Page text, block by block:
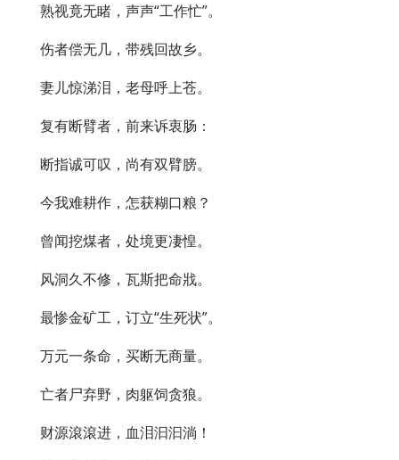
熟视竟无睹，声声“工作忙”。
伤者偿无几，带残回故乡。
妻儿惊涕泪，老母呼上苍。
复有断臂者，前来诉衷肠：
断指诚可叹，尚有双臂膀。
今我难耕作，怎获糊口粮？
曾闻挖煤者，处境更凄惶。
风洞久不修，瓦斯把命戕。
最惨金矿工，订立“生死状”。
万元一条命，买断无商量。
亡者尸弃野，肉躯饲贪狼。
财源滾滾进，血泪汩汩淌！